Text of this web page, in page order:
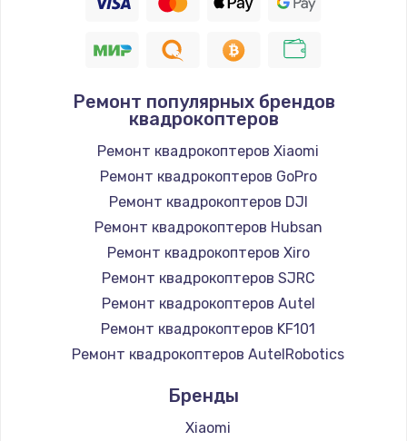
Ремонт популярных брендов
квадрокоптеров
Ремонт квадрокоптеров Xiaomi
Ремонт квадрокоптеров GoPro
Ремонт квадрокоптеров DJI
Ремонт квадрокоптеров Hubsan
Ремонт квадрокоптеров Xiro
Ремонт квадрокоптеров SJRC
Ремонт квадрокоптеров Autel
Ремонт квадрокоптеров KF101
Ремонт квадрокоптеров AutelRobotics
Бренды
Xiaomi